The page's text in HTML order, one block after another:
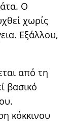
Ο
χωρίς
Εξάλλου,
από τη
βασικό
κόκκινου